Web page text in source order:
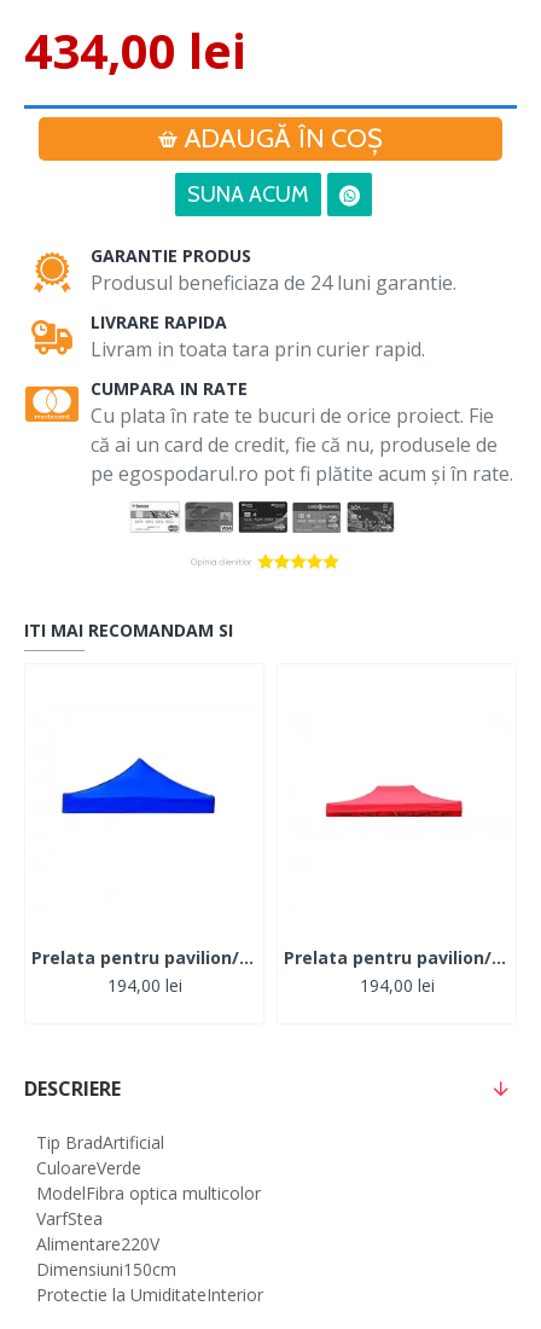
434,00 lei
ADAUGĂ ÎN COŞ
SUNA ACUM
GARANTIE PRODUS
Produsul beneficiaza de 24 luni garantie.
LIVRARE RAPIDA
Livram in toata tara prin curier rapid.
CUMPARA IN RATE
Cu plata în rate te bucuri de orice proiect. Fie
că ai un card de credit, fie că nu, produsele de
pe egospodarul.ro pot fi plătite acum și în rate.
ITI MAI RECOMANDAM SI
Prelata pentru pavilion/cort, 3m x 3m, Albastru
194,00 lei
Prelata pentru pavilion/cort, 3m x 3m, Rosu
194,00 lei
DESCRIERE
Tip BradArtificial
CuloareVerde
ModelFibra optica multicolor
VarfStea
Alimentare220V
Dimensiuni150cm
Protectie la UmiditateInterior